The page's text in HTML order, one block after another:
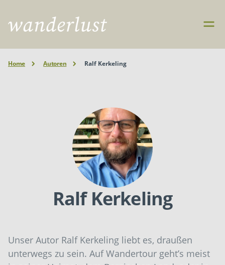
Home Autoren Ralf Kerkeling
Ralf Kerkeling
Unser Autor Ralf Kerkeling liebt es, draußen
unterwegs zu sein. Auf Wandertour geht’s meist